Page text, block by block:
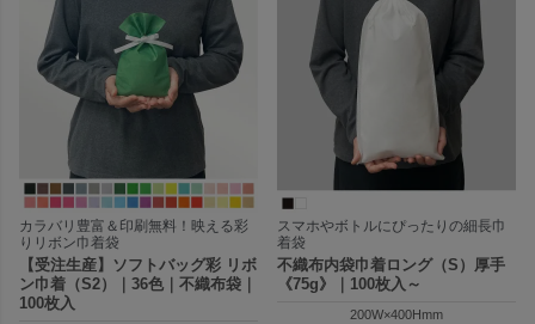
カラバリ豊富＆印刷無料！映える彩
りリボン巾着袋
【受注生産】ソフトバッグ彩 リボ
ン巾着（S2）｜36色｜不織布袋｜
100枚入
スマホやボトルにぴったりの細長巾
着袋
不織布内袋巾着ロング（S）厚手
《75g》｜100枚入～
200W×400Hmm